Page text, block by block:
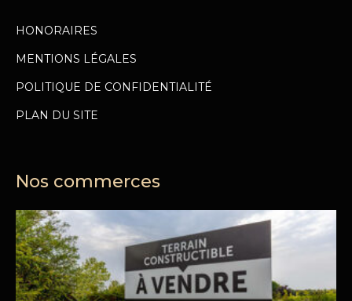
HONORAIRES
MENTIONS LÉGALES
POLITIQUE DE CONFIDENTIALITÉ
PLAN DU SITE
Nos commerces